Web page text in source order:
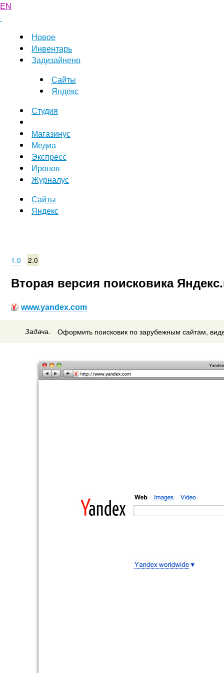
EN
Новое
Инвентарь
Задизайнено
Сайты
Яндекс
Студия
Магазинус
Медиа
Экспресс
Иронов
Журналус
Сайты
Яндекс
1.0 2.0
Вторая версия поисковика
www.yandex.com
Задача. Оформить поисковик по зарубежным сайтам,